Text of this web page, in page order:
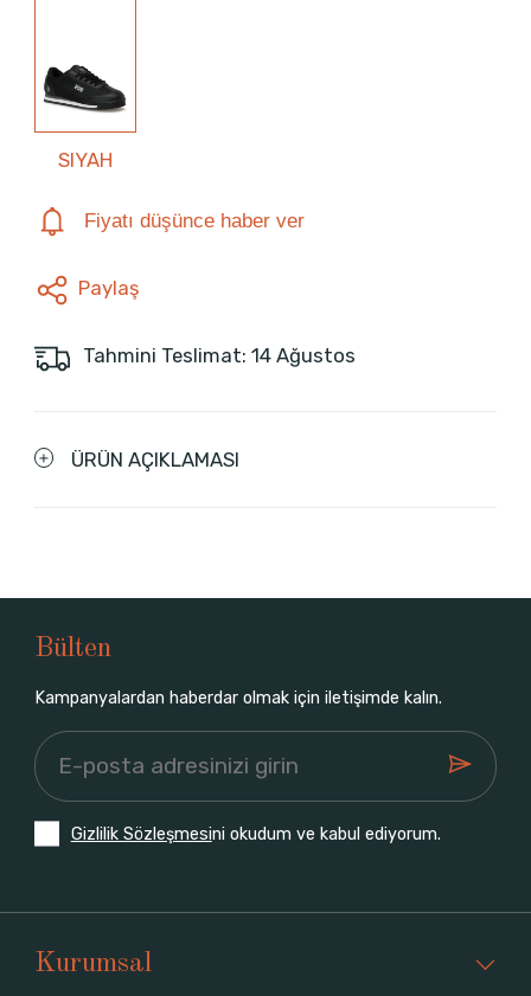
SIYAH
Fiyatı düşünce haber ver
Paylaş
Tahmini Teslimat: 14 Ağustos
ÜRÜN AÇIKLAMASI
Bülten
Kampanyalardan haberdar olmak için iletişimde kalın.
Gizlilik Sözleşmesini okudum ve kabul ediyorum.
Kurumsal